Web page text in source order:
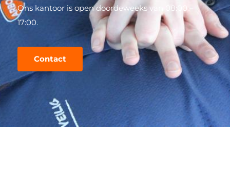
Ons kantoor is open doordeweeks van 08:00 –
17:00.
Contact